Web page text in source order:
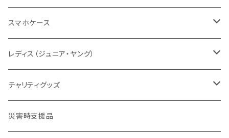
乗車服&機動服
レディス対応（メンズサイズダウン）
レディスシルエット
ソックス
パッド
BDU
ネイビーカラー
タクティカル
コンパクト
腕のガード
メーカー取り寄せ
セット販売
パッド
タクティカル
コンバット
ベルト
弾帯
刺繍IDプレート
支援
情報
自警団
消防団
セット
ガンスタンド
オールジャパンコールサイン
レスキューオレンジ
民間防災
ISHIKAWA
北海道
スマホケース
消防
警察
バイク
レディス（ジュニア・ヤング）
ユニフォーム
ドライウェア
チャリティグッズ
デザインデータ
災害時支援品